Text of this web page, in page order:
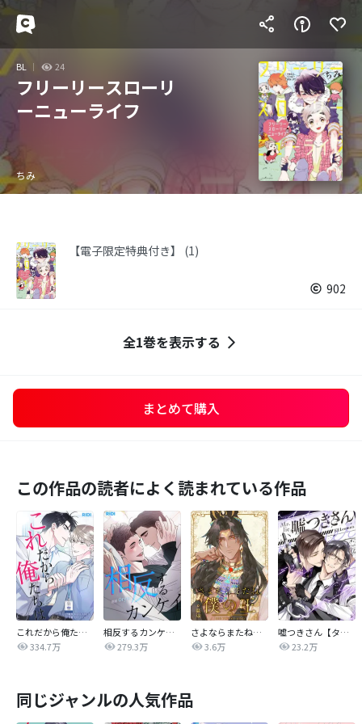
BL 24
フリーリースローリ
ーニューライフ
ちみ
【電子限定特典付き】 (1)
902
全1巻を表示する
まとめて購入
この作品の読者によく読まれている作品
これだから俺たちは
334.7万
相反するカンケイ【改訂版】
279.3万
さよならまたね、僕の王【タテヨミ】
3.6万
嘘つきさん【タテヨミ】
23.2万
同じジャンルの人気作品